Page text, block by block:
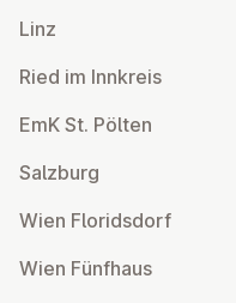
Linz
Ried im Innkreis
EmK St. Pölten
Salzburg
Wien Flor­idsdorf
Wien Fünfhaus